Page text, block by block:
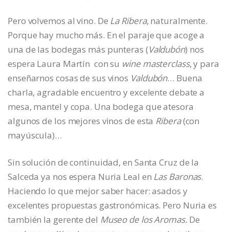
Pero volvemos al vino. De La Ribera, naturalmente.
Porque hay mucho más. En el paraje que acoge a
una de las bodegas más punteras (Valdubón) nos
espera Laura Martín con su wine masterclass, y para
enseñarnos cosas de sus vinos Valdubón… Buena
charla, agradable encuentro y excelente debate a
mesa, mantel y copa. Una bodega que atesora
algunos de los mejores vinos de esta Ribera(con
mayúscula)…
Sin solución de continuidad, en Santa Cruz de la
Salceda ya nos espera Nuria Leal en Las Baronas.
Haciendo lo que mejor saber hacer: asados y
excelentes propuestas gastronómicas. Pero Nuria es
también la gerente del Museo de los Aromas. De